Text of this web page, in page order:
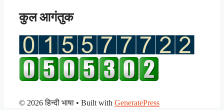
कुल आगंतुक
© 2026 हिन्दी भाषा • Built with GeneratePress